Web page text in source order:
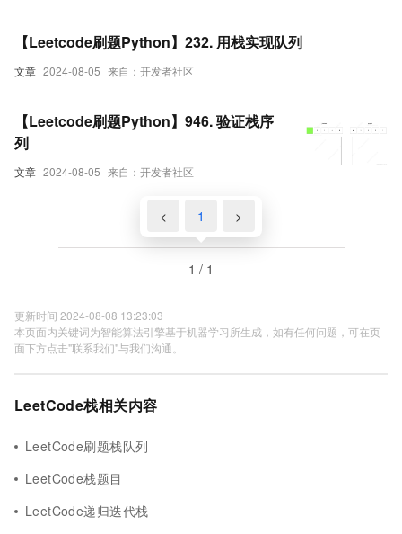
文章 2024-08-05 来自：开发者社区
【Leetcode刷题Python】232. 用栈实现队列
文章 2024-08-05 来自：开发者社区
【Leetcode刷题Python】946. 验证栈序
列
< 1 >
1 / 1
更新时间 2024-08-08 13:23:03
本页面内关键词为智能算法引擎基于机器学习所生成，如有任何问题，可在页
面下方点击"联系我们"与我们沟通。
LeetCode栈相关内容
LeetCode刷题栈队列
LeetCode栈题目
LeetCode递归迭代栈